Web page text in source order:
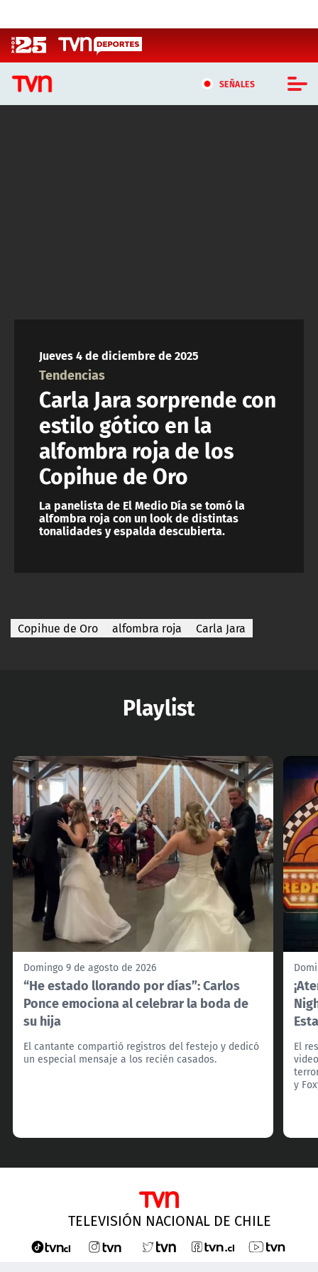
SEÑALES
ACTUALIDAD Y TENDENCIAS
CORPORATIVO Y TRANSPARENCIA
CANAL DE DENUNCIAS
ÁREA DE PROYECTOS
Jueves 4 de diciembre de 2025
Tendencias
Carla Jara sorprende con
estilo gótico en la
alfombra roja de los
Copihue de Oro
La panelista de El Medio Día se tomó la
alfombra roja con un look de distintas
tonalidades y espalda descubierta.
Copihue de Oro alfombra roja Carla Jara
Playlist
Domingo 9 de agosto de 2026
“He estado llorando por días”: Carlos
Ponce emociona al celebrar la boda de
su hija
El cantante compartió registros del festejo y dedicó
un especial mensaje a los recién casados.
El
y
TELEVISIÓN NACIONAL DE CHILE